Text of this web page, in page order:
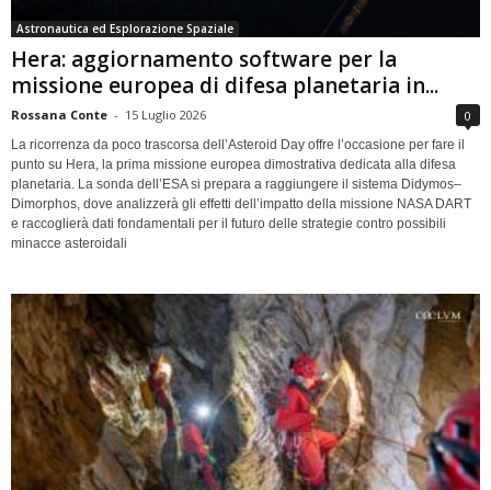
Astronautica ed Esplorazione Spaziale
Hera: aggiornamento software per la
missione europea di difesa planetaria in...
Rossana Conte - 15 Luglio 2026 0
La ricorrenza da poco trascorsa dell’Asteroid Day offre l’occasione per fare il
punto su Hera, la prima missione europea dimostrativa dedicata alla difesa
planetaria. La sonda dell’ESA si prepara a raggiungere il sistema Didymos–
Dimorphos, dove analizzerà gli effetti dell’impatto della missione NASA DART
e raccoglierà dati fondamentali per il futuro delle strategie contro possibili
minacce asteroidali